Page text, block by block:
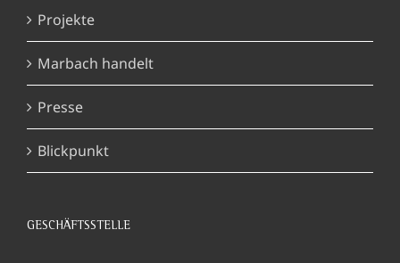
Projekte
Marbach handelt
Presse
Blickpunkt
GESCHÄFTSSTELLE